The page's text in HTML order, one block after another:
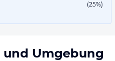
(25%)
und Umgebung